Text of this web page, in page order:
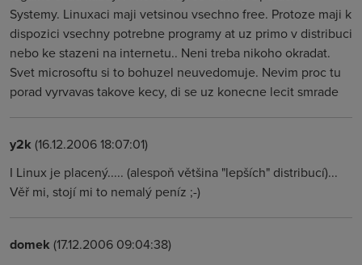
Systemy. Linuxaci maji vetsinou vsechno free. Protoze maji k
dispozici vsechny potrebne programy at uz primo v distribuci
nebo ke stazeni na internetu.. Neni treba nikoho okradat.
Svet microsoftu si to bohuzel neuvedomuje. Nevim proc tu
porad vyrvavas takove kecy, di se uz konecne lecit smrade
y2k (16.12.2006 18:07:01)
I Linux je placený..... (alespoň většina "lepších" distribucí)...
Věř mi, stojí mi to nemalý peníz ;-)
domek (17.12.2006 09:04:38)